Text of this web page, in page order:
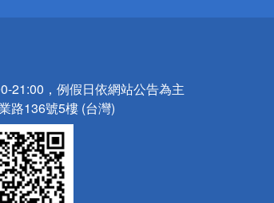
21:00，例假日依網站公告為主
路136號5樓 (台灣)